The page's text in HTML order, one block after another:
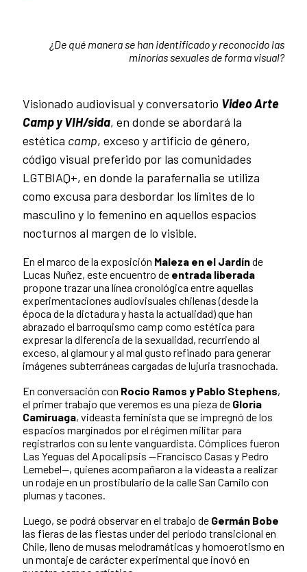
¿De qué manera se han identificado y reconocido las
minorías sexuales de forma visual?
Visionado audiovisual y conversatorio Video Arte
Camp y VIH/sida, en donde se abordará la
estética camp, exceso y artificio de género,
código visual preferido por las comunidades
LGTBIAQ+, en donde la parafernalia se utiliza
como excusa para desbordar los límites de lo
masculino y lo femenino en aquellos espacios
nocturnos al margen de lo visible.
En el marco de la exposición Maleza en el Jardínde
Lucas Nuñez, este encuentro de entrada liberada
propone trazar una línea cronológica entre aquellas
experimentaciones audiovisuales chilenas (desde la
época de la dictadura y hasta la actualidad) que han
abrazado el barroquismo camp como estética para
expresar la diferencia de la sexualidad, recurriendo al
exceso, al glamour y al mal gusto refinado para generar
imágenes subterráneas cargadas de lujuria trasnochada.
En conversación con Rocio Ramos y Pablo Stephens,
el primer trabajo que veremos es una pieza de Gloria
Camiruaga, videasta feminista que se impregnó de los
espacios marginados por el régimen militar para
registrarlos con su lente vanguardista. Cómplices fueron
Las Yeguas del Apocalipsis —Francisco Casas y Pedro
Lemebel—, quienes acompañaron a la videasta a realizar
un rodaje en un prostibulario de la calle San Camilo con
plumas y tacones.
Luego, se podrá observar en el trabajo de Germán Bobe
las fieras de las fiestas under del período transicional en
Chile, lleno de musas melodramáticas y homoerotismo en
un montaje de carácter experimental que inovó en